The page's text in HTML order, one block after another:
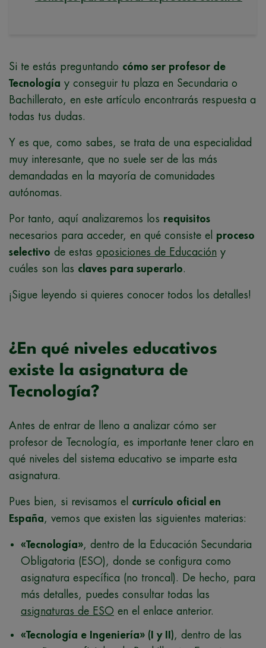
Si te estás preguntando cómo ser profesor de
Tecnología y conseguir tu plaza en Secundaria o
Bachillerato, en este artículo encontrarás respuesta a
todas tus dudas.
Y es que, como sabes, se trata de una especialidad
muy interesante, que no suele ser de las más
demandadas en la mayoría de comunidades
autónomas.
Por tanto, aquí analizaremos los requisitos
necesarios para acceder, en qué consiste el proceso
selectivo de estas oposiciones de Educación y
cuáles son las claves para superarlo.
¡Sigue leyendo si quieres conocer todos los detalles!
¿En qué niveles educativos
existe la asignatura de
Tecnología?
Antes de entrar de lleno a analizar cómo ser
profesor de Tecnología, es importante tener claro en
qué niveles del sistema educativo se imparte esta
asignatura.
Pues bien, si revisamos el currículo oficial en
España, vemos que existen las siguientes materias:
«Tecnología», dentro de la Educación Secundaria
Obligatoria (ESO), donde se configura como
asignatura específica (no troncal). De hecho, para
más detalles, puedes consultar todas las
asignaturas de ESO en el enlace anterior.
«Tecnología e Ingeniería» (I y II), dentro de las